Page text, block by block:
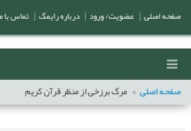
صفحه اصلی مرگ برزخی از منظر قرآن کریم
صفحه اصلی عضویت/ ورود درباره رایمگ تماس با ما